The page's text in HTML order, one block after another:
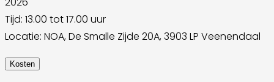
Tijd: 13.00 tot 17.00 uur
Locatie: NOA, De Smalle Zijde 20A, 3903 LP Veenendaal
Kosten